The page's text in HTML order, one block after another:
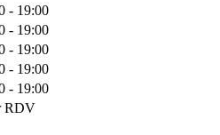
- 19:00
- 19:00
- 19:00
- 19:00
- 19:00
RDV